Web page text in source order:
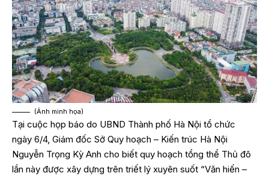
(Ảnh minh họa)
Tại cuộc họp báo do UBND Thành phố Hà Nội tổ chức
ngày 6/4, Giám đốc Sở Quy hoạch – Kiến trúc Hà Nội
Nguyễn Trọng Kỳ Anh cho biết quy hoạch tổng thể Thủ đô
lần này được xây dựng trên triết lý xuyên suốt “Văn hiến –